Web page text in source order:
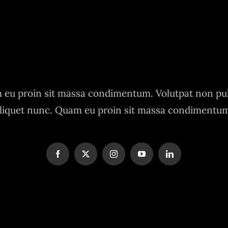
eu proin sit massa condimentum. Volutpat non
nunc. Quam eu proin sit massa